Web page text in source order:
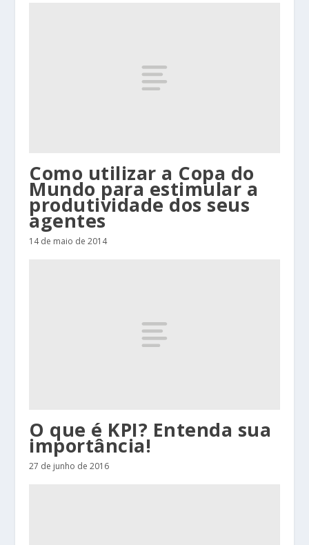
Como utilizar a Copa do
Mundo para estimular a
produtividade dos seus
agentes
14 de maio de 2014
O que é KPI? Entenda sua
importância!
27 de junho de 2016